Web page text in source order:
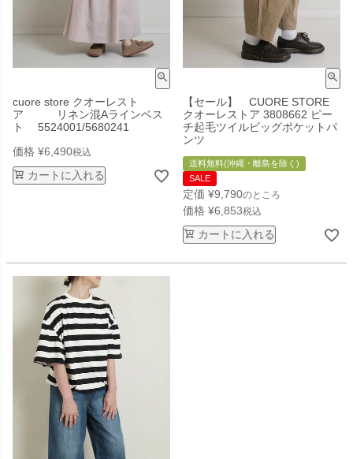
cuore store クオーレスト
ア リネン混Aラインベス
ト 5524001/5680241
価格 ¥6,490税込
カートに入れる
【セール】 CUORE STORE
クオーレストア 3808662 ピー
チ起毛ツイルビッグポケットパ
ンツ
送料無料(沖縄・離島を除く)
SALE
定価 ¥9,790のところ
価格 ¥6,853税込
カートに入れる